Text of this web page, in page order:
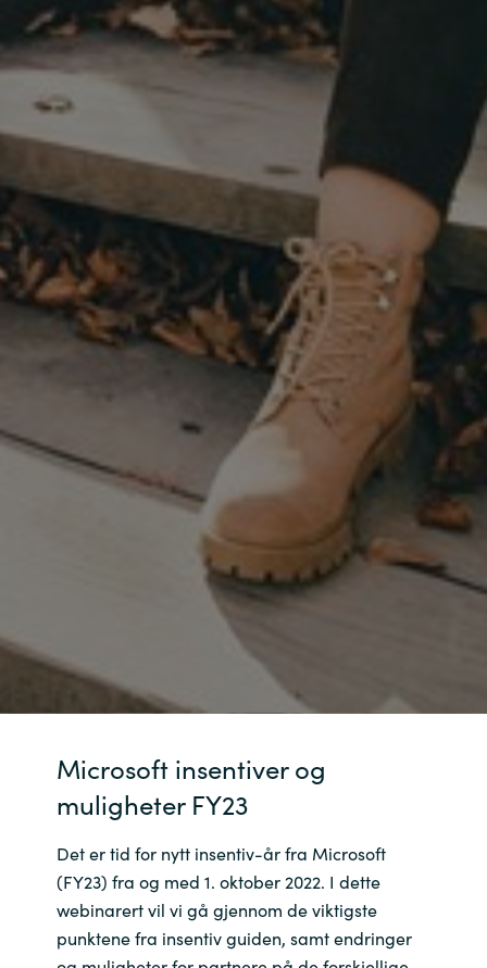
Norway
Qatar
Romania
Serbia
Slovenia
Singapore
Spain
Sri Lanka
Switzerland
Ukraine
United Kingdom
United States
Microsoft insentiver og
muligheter FY23
Det er tid for nytt insentiv-år fra Microsoft
(FY23) fra og med 1. oktober 2022. I dette
webinarert vil vi gå gjennom de viktigste
punktene fra insentiv guiden, samt endringer